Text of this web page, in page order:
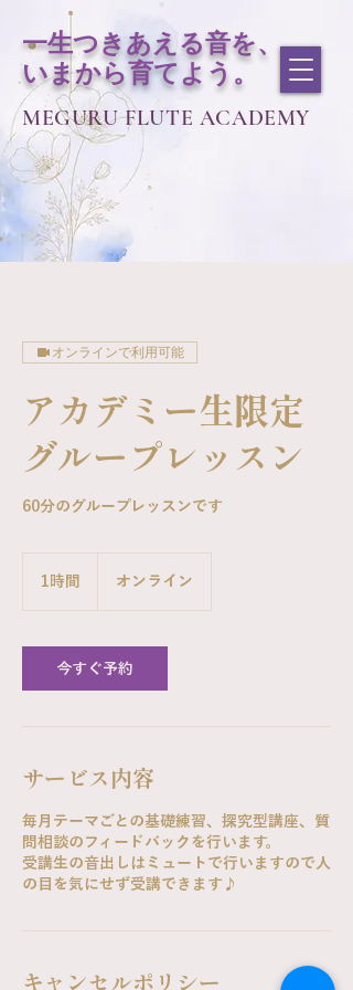
一生つきあえる音を、
いまから育てよう。
MEGURU FLUTE ACADEMY
オンラインで利用可能
アカデミー生限定
グループレッスン
60分のグループレッスンです
1時間 オンライン
今すぐ予約
サービス内容
毎月テーマごとの基礎練習、探究型講座、質
問相談のフィードバックを行います。
受講生の音出しはミュートで行いますので人
の目を気にせず受講できます♪
キャンセルポリシー